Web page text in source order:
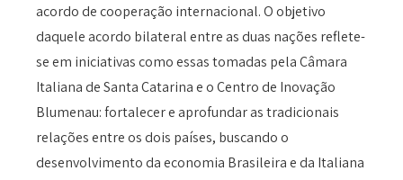
acordo de cooperação internacional. O objetivo
daquele acordo bilateral entre as duas nações reflete-
se em iniciativas como essas tomadas pela Câmara
Italiana de Santa Catarina e o Centro de Inovação
Blumenau: fortalecer e aprofundar as tradicionais
relações entre os dois países, buscando o
desenvolvimento da economia Brasileira e da Italiana